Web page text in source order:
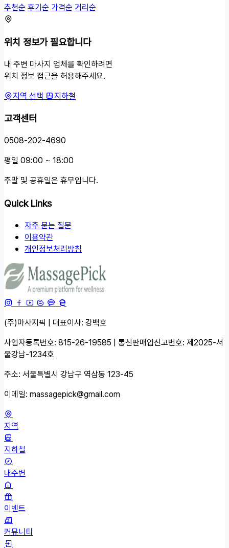
추천순 후기순 가격순 거리순
위치 정보가 필요합니다
내 주변 마사지 업체를 확인하려면
위치 정보 접근을 허용해주세요.
지역 선택
지하철
고객센터
0508-202-4690
평일 09:00 ~ 18:00
주말 및 공휴일은 휴무입니다.
Quick Links
자주 묻는 질문
이용약관
개인정보처리방침
(주)마사지픽 | 대표이사: 강백호
사업자등록번호: 815-26-19585 | 통신판매업신고번호: 제2025-서
울강남-1234호
주소: 서울특별시 강남구 역삼동 123-45
이메일: massagepick@gmail.com
지역
지하철
내주변
이벤트
커뮤니티